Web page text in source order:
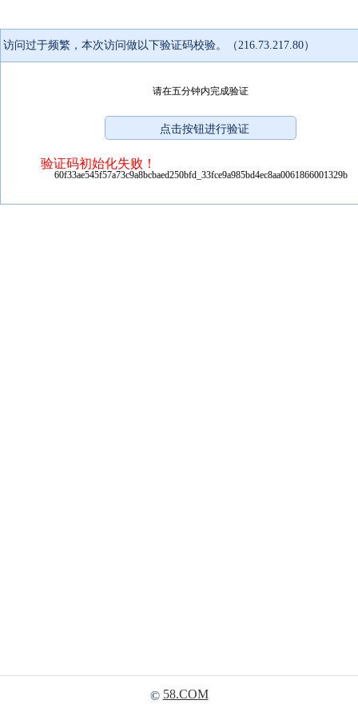
访问过于频繁，本次访问做以下验证码校验。（216.73.217.80）
请在五分钟内完成验证
验证码初始化失败！
60f33ae545f57a73c9a8bcbaed250bfd_33fce9a985bd4ec8aa0061866001329b
© 58.COM